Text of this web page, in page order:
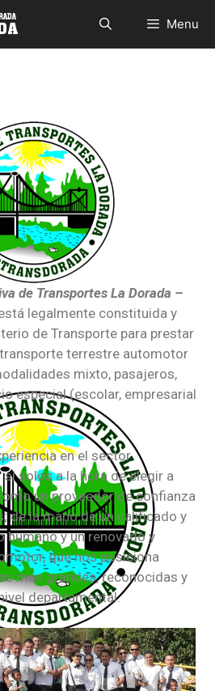
BuscarMenu
de Transportes La Dorada –
legalmente constituida y
de Transporte para prestar
terrestre automotor
mixto, pasajeros,
especial (escolar, empresarial
en el sector
solos a la hora de elegir a
un proveedor de confianza
de la mano de un calificado y
humano y un renovado y
que nos posiciona
mas grandes, reconocidas y
departamental.